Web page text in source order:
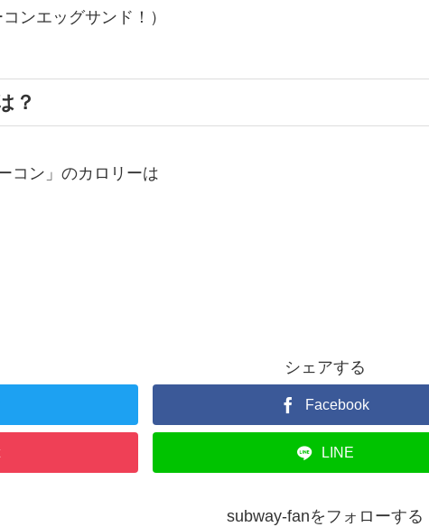
ンエッグサンド！）
？
コン」のカロリーは
シェアする
Facebook
LINE
subway-fanをフォローする